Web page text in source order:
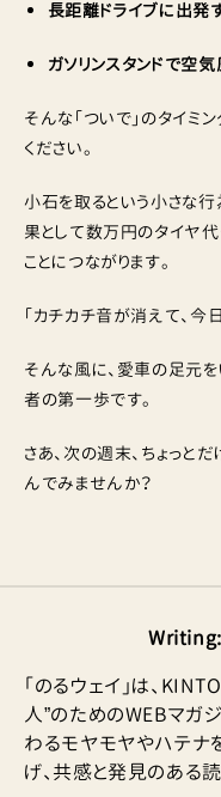
長距離ドライブに出発
ガソリンスタンドで空
そんな「ついで」のタイミ
ください。
小石を取るという小さな
果として数万円のタイヤ
ことにつながります。
「カチカチ音が消えて、今
そんな風に、愛車の足元
者の第一歩です。
さあ、次の週末、ちょっと
んでみませんか？
Writing:
「のるウェイ」は、
人”のためのWEBマガ
わるモヤモヤやハテナ
げ、共感と発見のある